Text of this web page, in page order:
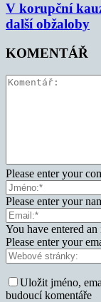
V korupční
další obžaloby
KOMENTÁŘ
Please enter your
Please enter your
You have entered
Please enter your
Uložit jméno,
budoucí komentáře